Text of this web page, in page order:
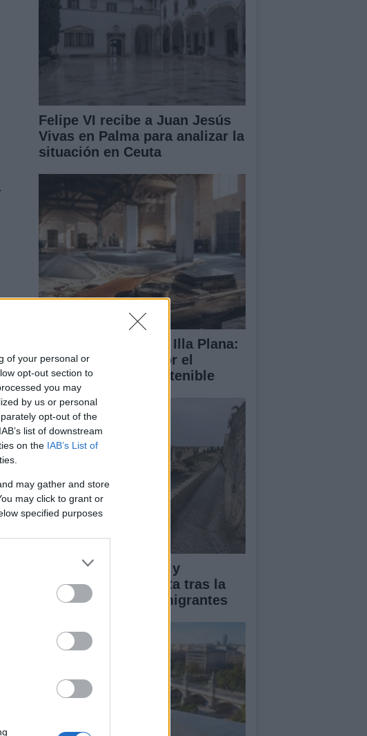
of your personal or
opt-out section to
you may
by us or personal
opt-out of the
list of downstream
on the IAB’s List of
may gather and store
may click to grant or
specified purposes
Felipe VI recibe a Juan Jesús
Vivas en Palma para analizar la
situación en Ceuta
Rehabilitación de la Illa Plana:
Menorca apuesta por el
deporte náutico sostenible
Impacto económico y
humanitario en Ceuta tras la
llegada masiva de migrantes